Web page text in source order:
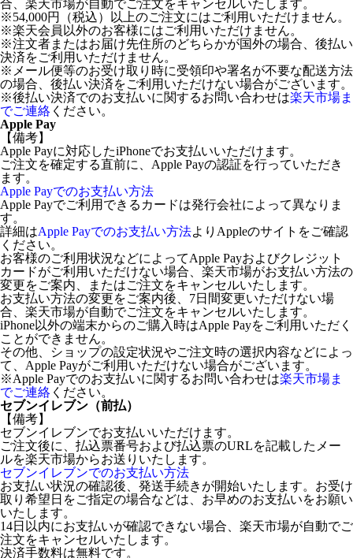
合、楽天市場が自動でご注文をキャンセルいたします。
※54,000円（税込）以上のご注文にはご利用いただけません。
※楽天会員以外のお客様にはご利用いただけません。
※注文者またはお届け先住所のどちらかが国外の場合、後払い
決済をご利用いただけません。
※メール便等のお受け取り時に受領印や署名が不要な配送方法
の場合、後払い決済をご利用いただけない場合がございます。
※後払い決済でのお支払いに関するお問い合わせは楽天市場ま
でご連絡 ください。
Apple Pay
【備考】
Apple Payに対応したiPhoneでお支払いいただけます。
ご注文を確定する直前に、Apple Payの認証を行っていただき
ます。
Apple Payでのお支払い方法
Apple Payでご利用できるカードは発行会社によって異なりま
す。
詳細はApple Payでのお支払い方法よりAppleのサイトをご確認
ください。
お客様のご利用状況などによってApple Payおよびクレジット
カードがご利用いただけない場合、楽天市場がお支払い方法の
変更をご案内、またはご注文をキャンセルいたします。
お支払い方法の変更をご案内後、7日間変更いただけない場
合、楽天市場が自動でご注文をキャンセルいたします。
iPhone以外の端末からのご購入時はApple Payをご利用いただく
ことができません。
その他、ショップの設定状況やご注文時の選択内容などによっ
て、Apple Payがご利用いただけない場合がございます。
※Apple Payでのお支払いに関するお問い合わせは楽天市場ま
でご連絡 ください。
セブンイレブン（前払）
【備考】
セブンイレブンでお支払いいただけます。
ご注文後に、払込票番号および払込票のURLを記載したメー
ルを楽天市場からお送りいたします。
セブンイレブンでのお支払い方法
お支払い状況の確認後、発送手続きが開始いたします。お受け
取り希望日をご指定の場合などは、お早めのお支払いをお願い
いたします。
14日以内にお支払いが確認できない場合、楽天市場が自動でご
注文をキャンセルいたします。
決済手数料は無料です。